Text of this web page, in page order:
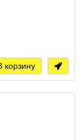
корзину